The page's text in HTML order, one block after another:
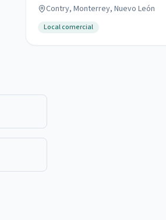
mixta zona Garza Sada -
Contry, Monterrey, Nuevo León
Local comercial